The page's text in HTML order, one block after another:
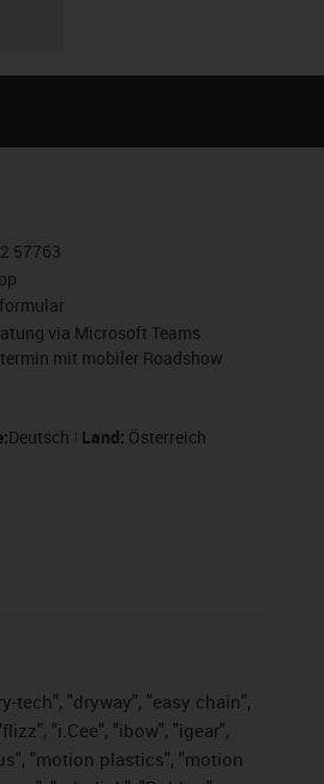
57763
via Microsoft Teams
mit mobiler Roadshow
Deutsch Land: Österreich
tech", "dryway", "easy chain",
"i.Cee", "ibow", "igear",
"motion plastics", "motion